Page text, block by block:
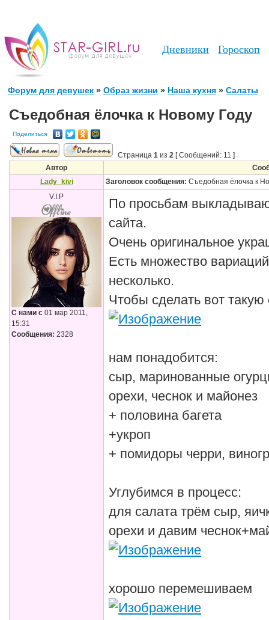
Дневники Гороскоп
Форум для девушек » Образ жизни » Наша кухня » Салаты
Съедобная ёлочка к Новому Году
Поделиться
Страница 1 из 2 [ Сообщений: 11 ]
Автор
Lady_kivi
Заголовок сообщения: Съедобная ёлочка к
V.I.P
С нами с 01 мар 2011,
15:31
Сообщения: 2328
По просьбам
сайта.
Очень оригинальное
Есть множество
несколько.
Чтобы сделать вот такую
нам понадобится:
сыр, маринованные
орехи, чеснок и майонез
+ половина багета
+укроп
+ помидоры черри,
Углубимся в процесс:
для салата трём сыр,
орехи и давим
хорошо перемешиваем